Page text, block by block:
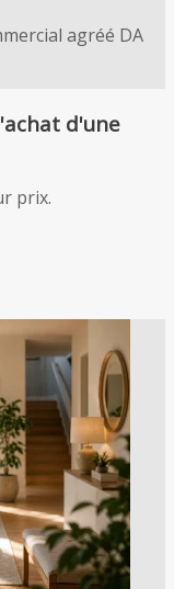
agréé DA
d'une
prix.